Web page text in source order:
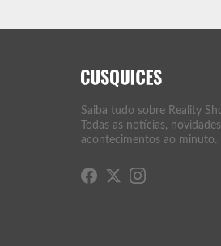
Saiba tudo sobre Reality
Todas as notícias,
acontecimentos ao minuto.